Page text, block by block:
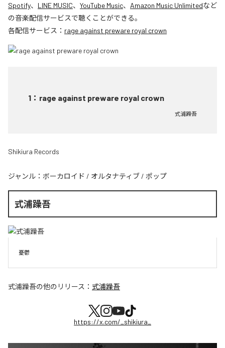
Spotify、 LINE MUSIC、 YouTube Music、 Amazon Music Unlimitedなど
の音楽配信サービスで聴くことができる。
各配信サービス： rage against preware royal crown
1 ： rage against preware royal crown
式浦躁吾
Shikiura Records
ジャンル： ボーカロイド / オルタナティブ / ポップ
式浦躁吾
憂鬱
式浦躁吾の他のリリース： 式浦躁吾
https://x.com/_shikiura_